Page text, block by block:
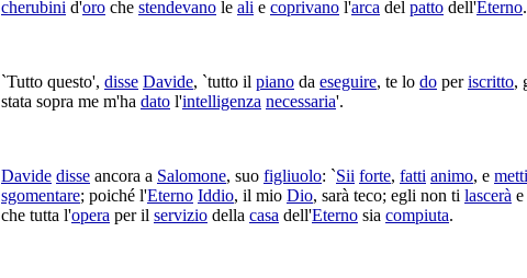
cherubini d'oro che stendevano le ali e coprivano l'arca del patto dell'Eterno.
`Tutto questo', disse Davide, `tutto il piano da eseguire, te lo do periscritto,
stata sopra me m'ha dato l'intelligenza necessaria'.
Davide disse ancora a Salomone, suo figliuolo: `Sii forte, fatti animo, e
sgomentare; poiché l'Eterno Iddio, il mio Dio, sarà teco; egli non ti lascerà
che tutta l'opera per il servizio della casa dell'Eterno sia compiuta.